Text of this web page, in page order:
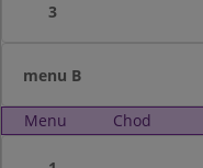
3
menu B
Menu Chod